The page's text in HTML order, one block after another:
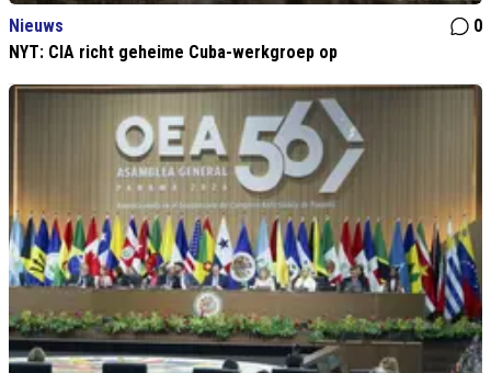
Nieuws
0
NYT: CIA richt geheime Cuba-werkgroep op